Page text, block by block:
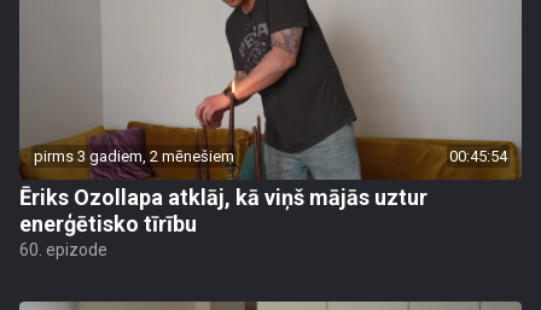
pirms 3 gadiem, 2 mēnešiem 00:45:54
Ēriks Ozollapa atklāj, kā viņš mājās uztur
enerģētisko tīrību
60. epizode